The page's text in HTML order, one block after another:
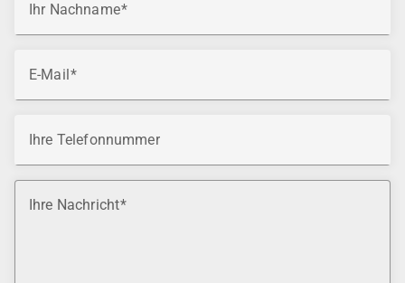
Ihr Nachname
E-Mail
Ihre Telefonnummer
Ihre Nachricht